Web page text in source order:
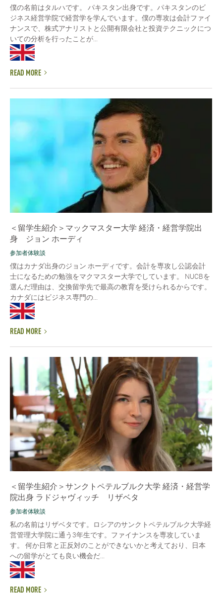
僕の名前はタルハです。 パキスタン出身です。パキスタンのビ
ジネス経営学院で経営学を学んでいます。僕の専攻は会計ファイ
ナンスで、株式アナリストと公開有限会社と投資テクニックにつ
いての分析を行ったことが...
READ MORE
＜留学生紹介＞マックマスター大学 経済・経営学院出
身 ジョン ホーディ
参加者体験談
僕はカナダ出身のジョン ホーディです。会計を専攻し公認会計
士になるための勉強をマクマスター大学でしています。 NUCBを
選んだ理由は、交換留学先で最高の教育を受けられるからです。
カナダにはビジネス専門の...
READ MORE
＜留学生紹介＞サンクトペテルブルク大学 経済・経営学
院出身 ラドジャヴィッチ リザベタ
参加者体験談
私の名前はリザベタです。ロシアのサンクトペテルブルク大学経
営管理大学院に通う3年生です。ファイナンスを専攻していま
す。 何か日常と正反対のことができないかと考えており、日本
への留学がとても良い機会だ...
READ MORE